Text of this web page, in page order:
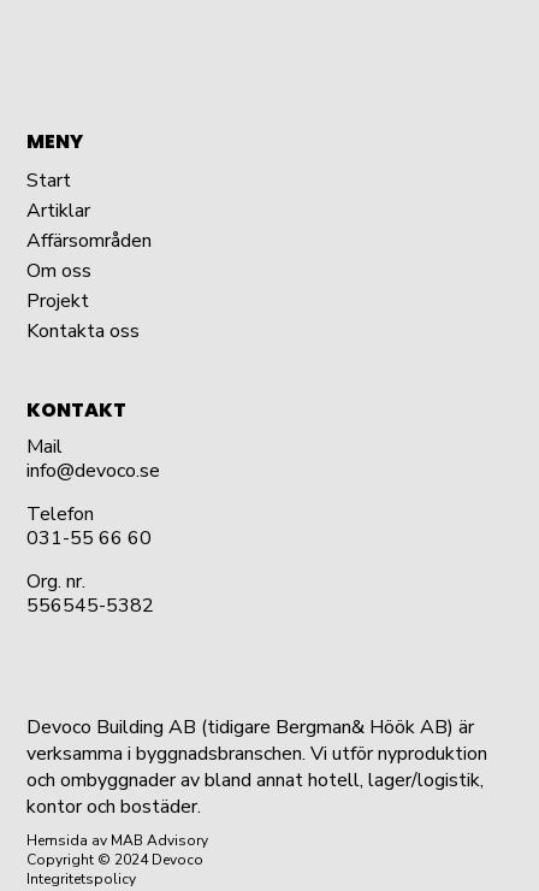
MENY
Start
Artiklar
Affärsområden
Om oss
Projekt
Kontakta oss
KONTAKT
Mail
info@devoco.se
Telefon
031-55 66 60
Org. nr.
556545-5382
Devoco Building AB (tidigare Bergman& Höök AB) är
verksamma i byggnadsbranschen. Vi utför nyproduktion
och ombyggnader av bland annat hotell, lager/logistik,
kontor och bostäder.
Hemsida av MAB Advisory
Copyright © 2024 Devoco
Integritetspolicy